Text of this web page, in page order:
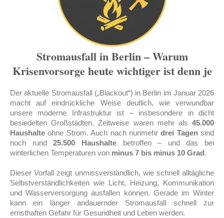
Stromausfall in Berlin – Warum
Krisenvorsorge heute wichtiger ist denn je
Der aktuelle Stromausfall („Blackout“) in Berlin im Januar 2026
macht auf eindrückliche Weise deutlich, wie verwundbar
unsere moderne Infrastruktur ist – insbesondere in dicht
besiedelten Großstädten. Zeitweise waren mehr als 45.000
Haushalte ohne Strom. Auch nach nunmehrdrei Tagensind
noch rund25.500 Haushaltebetroffen – und das bei
winterlichen Temperaturen von minus 7 bis minus 10 Grad.
Dieser Vorfall zeigt unmissverständlich, wie schnell alltägliche
Selbstverständlichkeiten wie Licht, Heizung, Kommunikation
und Wasserversorgung ausfallen können. Gerade im Winter
kann ein länger andauernder Stromausfall schnell zur
ernsthaften Gefahr für Gesundheit und Leben werden.